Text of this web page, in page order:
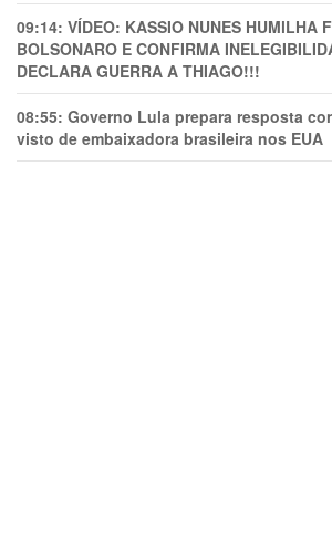
09:14: VÍDEO: KASSIO NUNES HUMlLHA
BOLSONARO E CONFIRMA
DECLARA GUERRA A THIAGO!!!
08:55: Governo Lula prepara resposta
visto de embaixadora brasileira nos EUA